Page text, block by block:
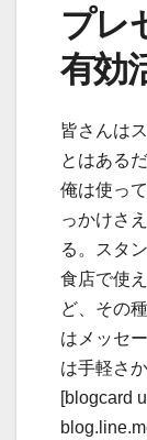
プレ
有効
皆さんは
とはある
俺は使っ
っかけさ
る。スタ
食店で使
ど、その
はメッセ
は手軽さ
[blogcard